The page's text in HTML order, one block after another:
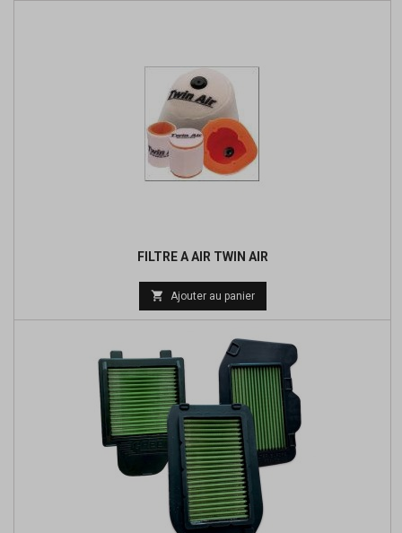
FILTRE A AIR TWIN AIR
de
 Ajouter au panier